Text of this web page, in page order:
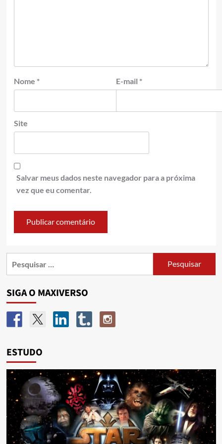
Nome * E-mail *
Site
Salvar meus dados neste navegador para a próxima
vez que eu comentar.
SIGA O MAXIVERSO
ESTUDO